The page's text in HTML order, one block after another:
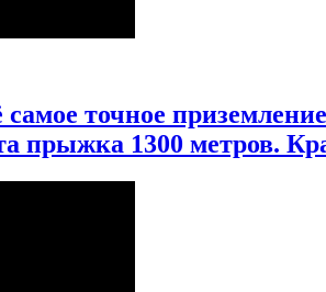
точное
прыжка 1300 метров.